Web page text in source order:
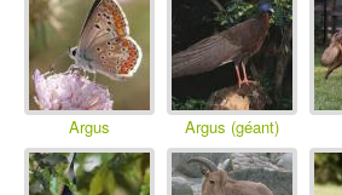
Argus Argus (géant)